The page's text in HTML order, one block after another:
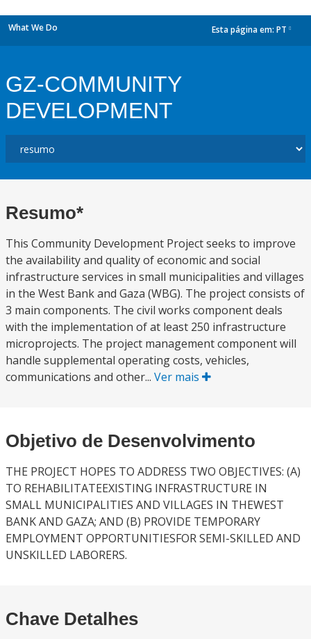
What We Do Esta página em: PT
GZ-COMMUNITY
DEVELOPMENT
Resumo*
This Community Development Project seeks to improve
the availability and quality of economic and social
infrastructure services in small municipalities and villages
in the West Bank and Gaza (WBG). The project consists of
3 main components. The civil works component deals
with the implementation of at least 250 infrastructure
microprojects. The project management component will
handle supplemental operating costs, vehicles,
communications and other... Ver mais
Objetivo de Desenvolvimento
THE PROJECT HOPES TO ADDRESS TWO OBJECTIVES: (A)
TO REHABILITATEEXISTING INFRASTRUCTURE IN
SMALL MUNICIPALITIES AND VILLAGES IN THEWEST
BANK AND GAZA; AND (B) PROVIDE TEMPORARY
EMPLOYMENT OPPORTUNITIESFOR SEMI-SKILLED AND
UNSKILLED LABORERS.
Chave Detalhes